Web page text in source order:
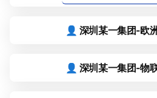
👤 深圳某一集团-欧
👤 深圳某一集团-物